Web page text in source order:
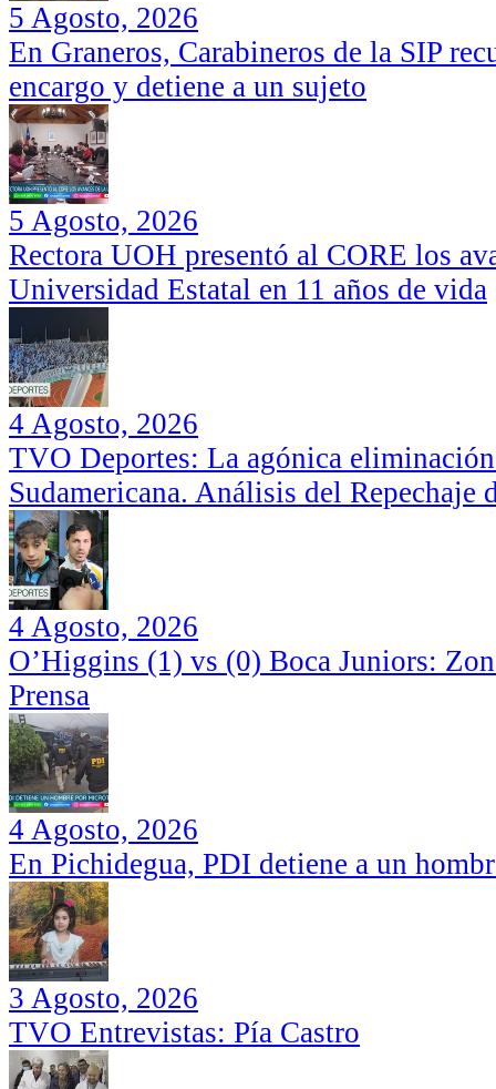
5 Agosto, 2026
En Graneros, Carabineros de la SIP
encargo y detiene a un sujeto
5 Agosto, 2026
Rectora UOH presentó al CORE los
Universidad Estatal en 11 años de vida
4 Agosto, 2026
TVO Deportes: La agónica
Sudamericana. Análisis del Repechaje
4 Agosto, 2026
O’Higgins (1) vs (0) Boca Juniors:
Prensa
4 Agosto, 2026
En Pichidegua, PDI detiene a un
3 Agosto, 2026
TVO Entrevistas: Pía Castro